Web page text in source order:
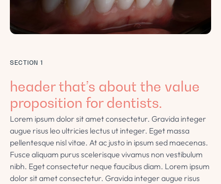
SECTION 1
header that’s about the value
proposition for dentists.
Lorem ipsum dolor sit amet consectetur. Gravida integer
augue risus leo ultricies lectus ut integer. Eget massa
pellentesque nisl vitae. At ac justo in ipsum sed maecenas.
Fusce aliquam purus scelerisque vivamus non vestibulum
nibh. Eget consectetur neque faucibus diam. Lorem ipsum
dolor sit amet consectetur. Gravida integer augue risus